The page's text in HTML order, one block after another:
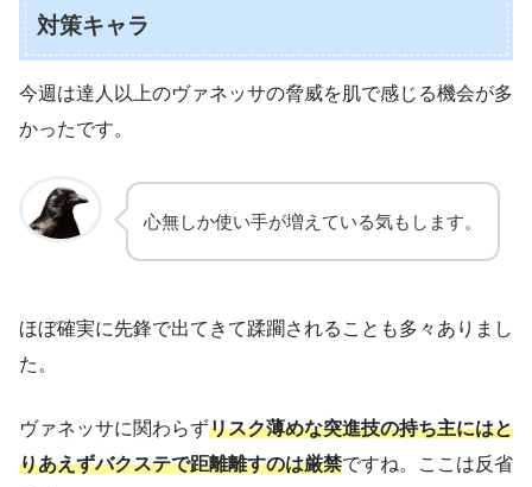
対策キャラ
今週は達人以上のヴァネッサの脅威を肌で感じる機会が多
かったです。
心無しか使い手が増えている気もします。
ほぼ確実に先鋒で出てきて蹂躙されることも多々ありまし
た。
ヴァネッサに関わらずリスク薄めな突進技の持ち主にはと
りあえずバクステで距離離すのは厳禁ですね。ここは反省